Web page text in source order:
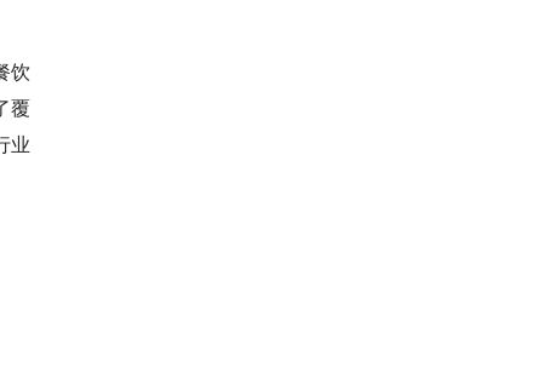
饮
覆
业